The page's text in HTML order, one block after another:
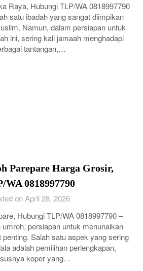
Raya, Hubungi TLP/WA 0818997790
satu ibadah yang sangat diimpikan
Namun, dalam persiapan untuk
ini, sering kali jamaah menghadapi
tantangan,…
Parepare Harga Grosir,
WA 0818997790
on April 28, 2026
Hubungi TLP/WA 0818997790 –
persiapan untuk menunaikan
penting. Salah satu aspek yang sering
adalah pemilihan perlengkapan,
koper yang…